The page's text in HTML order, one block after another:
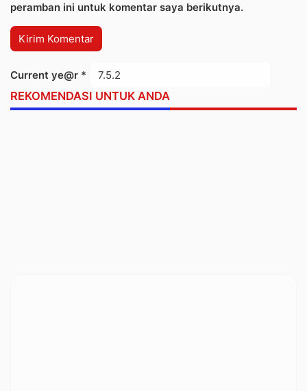
peramban ini untuk komentar saya berikutnya.
Current ye@r *
REKOMENDASI UNTUK ANDA